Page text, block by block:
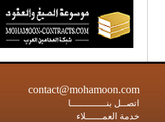
contact@mohamoon.com
اتصــل بنـــــــــــــا
خدمة العمــــــلاء